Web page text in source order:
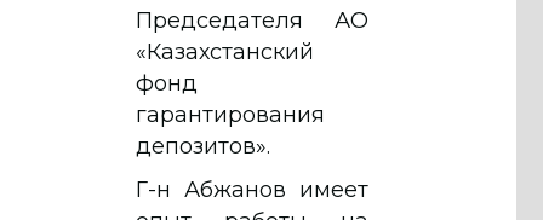
Председателя АО
«Казахстанский
фонд
гарантирования
депозитов».
Г-н Абжанов имеет